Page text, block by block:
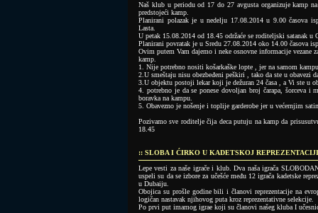
Naš klub u periodu od 17 do 27 avgusta organizuje kamp
predstojeći kamp.
Planirani polazak je u nedelju 17.08.2014 u 9.00 časova
Lasta.
U petak 15.08.2014 od 18.45 održaće se roditeljski satanak u
Planirani povratak je u Sredu 27.08.2014 oko 14.00 časova
Ovim putem Vam dajemo i neke osnovne informacije vezane
kamp.
1. Nije potrebno nositi košarkaške lopte , jer na samom
2.U smeštaju nisu obezbeđeni peškiri , tako da ste u obavezi
3.U objektu postoji lekar koji je dežuran 24 časa , a Vi ste u
4. potrebno je da se ponese dovoljan broj čarapa, šorceva i
boravka na kampu.
5. Obavezno je nošenje i toplije garderobe jer u većernjim
Pozivamo sve roditelje čija deca putuju na kamp da
18.45
:: SLOBA I ĆIRKO U KADETSKOJ REPREZENTACIJI
Lepe vesti za naše igrače i klub. Dva naša igrača
uspeli su da se izbore za učešće među 12 igrača kadetske
u Dubaiju.
Obojica su prošle godine bili i članovi reprezentacije na
logičan nastavak njihovog puta kroz reprezentativne selekcije.
Po prvi put imamog igrae koji su članovi našeg kluba I